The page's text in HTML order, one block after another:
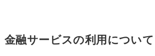
金融サービスの利用について